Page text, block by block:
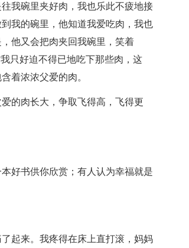
我碗里夹好肉，我也乐此不疲地接
我的碗里，他知道我爱吃肉，我也
他又会把肉夹回我碗里，笑着
只好迫不得已地吃下那些肉，这
着浓浓父爱的肉。
的肉长大，争取飞得高，飞得更
好书供你欣赏；有人认为幸福就是
起来。我疼得在床上直打滚，妈妈